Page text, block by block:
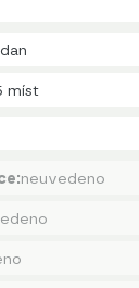
míst
neuvedeno